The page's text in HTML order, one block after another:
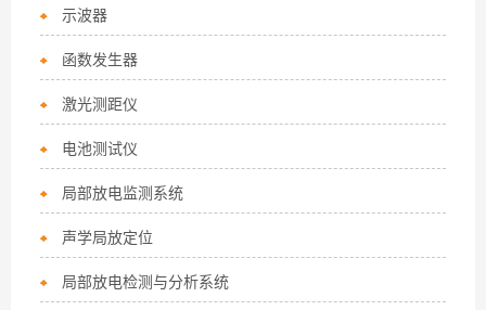
示波器
函数发生器
激光测距仪
电池测试仪
局部放电监测系统
声学局放定位
局部放电检测与分析系统